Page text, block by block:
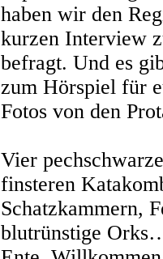
haben wir den
kurzen Interview
befragt. Und es
zum Hörspiel für
Fotos von den
Vier
finsteren
Schatzkammern,
blutrünstige